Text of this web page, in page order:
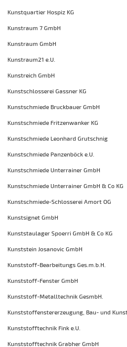
Kunstquartier Hospiz KG
Kunstraum 7 GmbH
Kunstraum GmbH
Kunstraum21 e.U.
Kunstreich GmbH
Kunstschlosserei Gassner KG
Kunstschmiede Bruckbauer GmbH
Kunstschmiede Fritzenwanker KG
Kunstschmiede Leonhard Grutschnig
Kunstschmiede Panzenböck e.U.
Kunstschmiede Unterrainer GmbH
Kunstschmiede Unterrainer GmbH & Co KG
Kunstschmiede-Schlosserei Amort OG
Kunstsignet GmbH
Kunststaulager Spoerri GmbH & Co KG
Kunststein Josanovic GmbH
Kunststoff-Bearbeitungs Ges.m.b.H.
Kunststoff-Fenster GmbH
Kunststoff-Metalltechnik GesmbH.
Kunststoffenstererzeugung, Bau- und
Kunststofftechnik Fink e.U.
Kunststofftechnik Grabher GmbH